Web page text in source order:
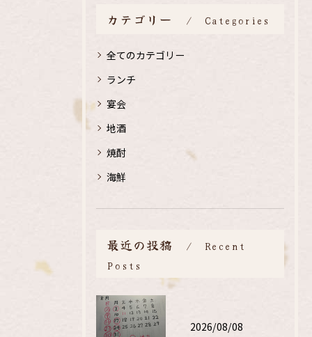
カテゴリー Categories
全てのカテゴリー
ランチ
宴会
地酒
焼酎
海鮮
最近の投稿
Recent
Posts
2026/08/08